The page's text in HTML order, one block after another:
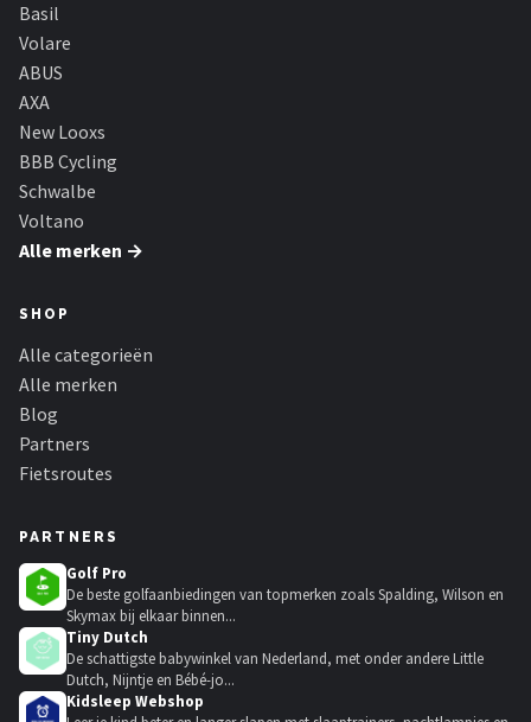
Basil
Volare
ABUS
AXA
New Looxs
BBB Cycling
Schwalbe
Voltano
Alle merken →
SHOP
Alle categorieën
Alle merken
Blog
Partners
Fietsroutes
PARTNERS
Golf Pro
De beste golfaanbiedingen van topmerken zoals Spalding, Wilson en
Skymax bij elkaar binnen...
Tiny Dutch
De schattigste babywinkel van Nederland, met onder andere Little
Dutch, Nijntje en Bébé-jo...
Kidsleep Webshop